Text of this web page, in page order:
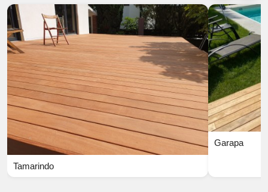
Tamarindo
Garapa